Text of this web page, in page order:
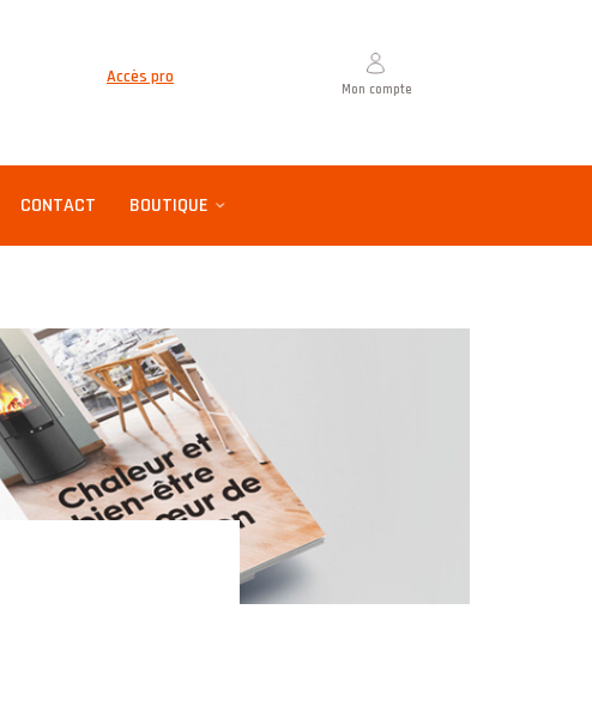
Accès pro
Mon compte
CONTACT BOUTIQUE